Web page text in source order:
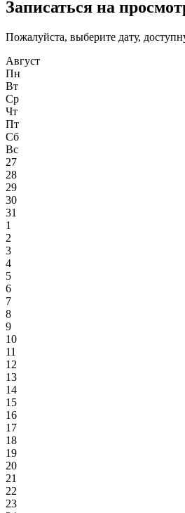
Записаться на
Пожалуйста, выберите дату,
Август
Пн
Вт
Ср
Чт
Пт
Сб
Вс
27
28
29
30
31
1
2
3
4
5
6
7
8
9
10
11
12
13
14
15
16
17
18
19
20
21
22
23